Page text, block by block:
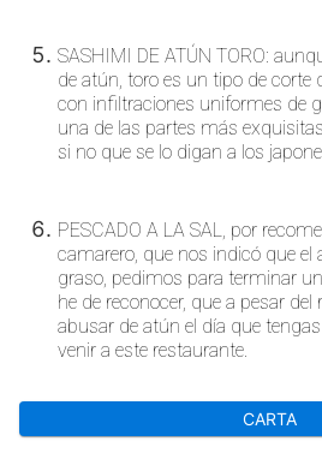
SASHIMI DE ATÚN TORO:
de atún, toro es un tipo de corte
con infiltraciones uniformes de
una de las partes más
si no que se lo digan a los
PESCADO A LA SAL, por
camarero, que nos indicó que el
graso, pedimos para terminar
he de reconocer, que a pesar del
abusar de atún el día que
venir a este restaurante.
CARTA